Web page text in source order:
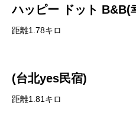
ハッピー ドット B&B(
距離1.78キロ
(台北yes民宿)
距離1.81キロ